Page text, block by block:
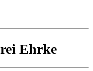
Ehrke